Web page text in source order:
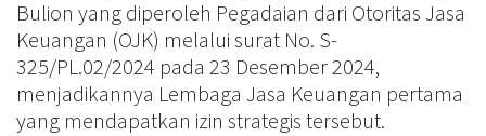
Bulion yang diperoleh Pegadaian dari Otoritas Jasa
Keuangan (OJK) melalui surat No. S-
325/PL.02/2024 pada 23 Desember 2024,
menjadikannya Lembaga Jasa Keuangan pertama
yang mendapatkan izin strategis tersebut.